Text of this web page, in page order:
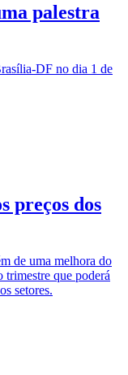
palestra
DF no dia 1 de
preços dos
de uma melhora do
trimestre que poderá
setores.